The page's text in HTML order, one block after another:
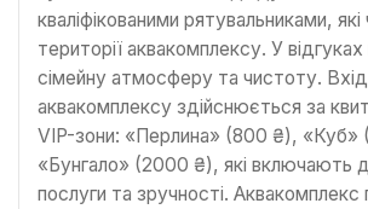
кваліфікованими рятувальниками,
території аквакомплексу. У
сімейну атмосферу та чистоту.
аквакомплексу здійснюється за
VIP-зони: «Перлина» (800 ₴), «Куб»
«Бунгало» (2000 ₴), які включають
послуги та зручності.